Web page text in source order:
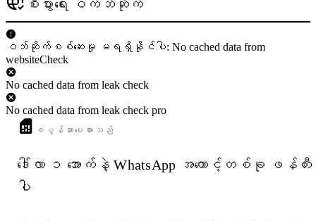
စီးပွားရေး ဝက်ဘ်ဆိုက်
ဝဘ်ဆိုက်စစ်ဆေးမှု မရရှိနိုင်ပါ: No cached data from
websiteCheck
No cached data from leak check
No cached data from leak check pro
စပွန်ဆာပေးထားသည်
ဒေါ်လာ ၁ အောက်နဲ့ WhatsApp အကောင့်တစ်ခု ဖန်တီး
ပါ